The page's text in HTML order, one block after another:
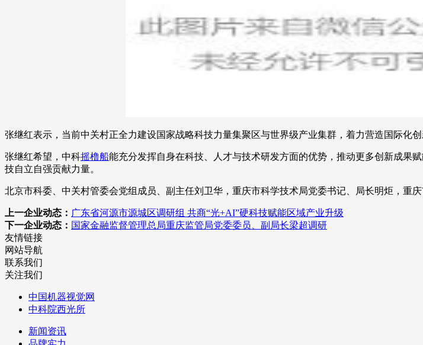
张继红表示，当前中关村正全力建设国家战略科技力量集聚区与世界级产业集群，着力营造国际化
张继红希望，中科摇橹船能充分发挥自身在科技、人才与技术研发方面的优势，推动更多创新成果
技自立自强贡献力量。
北京市科委、中关村管委会党组成员、副主任刘卫华，重庆市科学技术局党委书记、局长明炬，重
上一企业动态： 广东省河源市源城区调研组 共商“光+AI”硬科技赋能区域产业升级
下一企业动态： 国家金融监督管理总局重庆监管局党委委员、副局长梁超调研
友情链接
网站导航
联系我们
关注我们
中国机器视觉网
中科院西光所
新闻资讯